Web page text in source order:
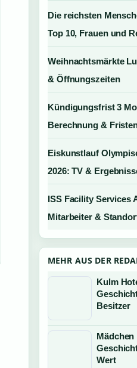
Die reichsten
Top 10, Frauen und
Weihnachtsmärkte
& Öffnungszeiten
Kündigungsfrist 3
Berechnung &
Eiskunstlauf
2026: TV &
ISS Facility Services
Mitarbeiter &
MEHR AUS DER
Kulm
Besitzer
Wert